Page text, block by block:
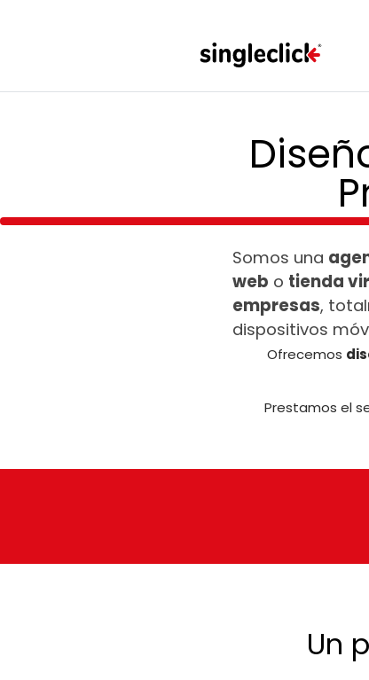
Somos una
web o tienda
empresas,
dispositivos
Ofrecemos
Prestamos el
Un